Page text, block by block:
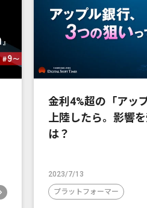
金利4%超の「アッ
上陸したら。影響
は？
2023/7/13
プラットフォーマー